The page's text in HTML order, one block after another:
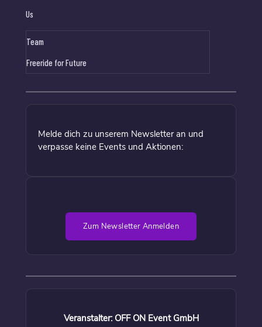
Us
Team
Freeride for Future
Melde dich zu unserem Newsletter an und
verpasse keine Events und Aktionen:
Zum Newsletter Anmelden
Veranstalter: OFF ON Event GmbH